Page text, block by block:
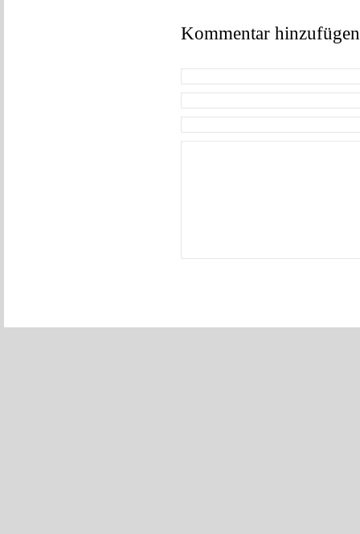
Kommentar hinzufügen